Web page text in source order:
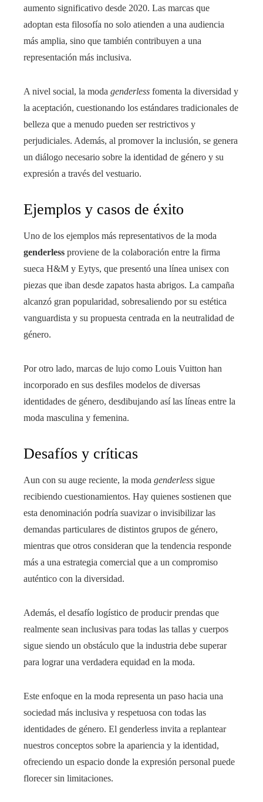
aumento significativo desde 2020. Las marcas que
adoptan esta filosofía no solo atienden a una audiencia
más amplia, sino que también contribuyen a una
representación más inclusiva.
A nivel social, la moda genderless fomenta la diversidad y
la aceptación, cuestionando los estándares tradicionales de
belleza que a menudo pueden ser restrictivos y
perjudiciales. Además, al promover la inclusión, se genera
un diálogo necesario sobre la identidad de género y su
expresión a través del vestuario.
Ejemplos y casos de éxito
Uno de los ejemplos más representativos de la moda
genderless proviene de la colaboración entre la firma
sueca H&M y Eytys, que presentó una línea unisex con
piezas que iban desde zapatos hasta abrigos. La campaña
alcanzó gran popularidad, sobresaliendo por su estética
vanguardista y su propuesta centrada en la neutralidad de
género.
Por otro lado, marcas de lujo como Louis Vuitton han
incorporado en sus desfiles modelos de diversas
identidades de género, desdibujando así las líneas entre la
moda masculina y femenina.
Desafíos y críticas
Aun con su auge reciente, la moda genderless sigue
recibiendo cuestionamientos. Hay quienes sostienen que
esta denominación podría suavizar o invisibilizar las
demandas particulares de distintos grupos de género,
mientras que otros consideran que la tendencia responde
más a una estrategia comercial que a un compromiso
auténtico con la diversidad.
Además, el desafío logístico de producir prendas que
realmente sean inclusivas para todas las tallas y cuerpos
sigue siendo un obstáculo que la industria debe superar
para lograr una verdadera equidad en la moda.
Este enfoque en la moda representa un paso hacia una
sociedad más inclusiva y respetuosa con todas las
identidades de género. El genderless invita a replantear
nuestros conceptos sobre la apariencia y la identidad,
ofreciendo un espacio donde la expresión personal puede
florecer sin limitaciones.